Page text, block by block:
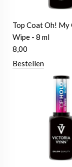
Top Coat Oh! My
Wipe - 8 ml
8,00
Bestellen